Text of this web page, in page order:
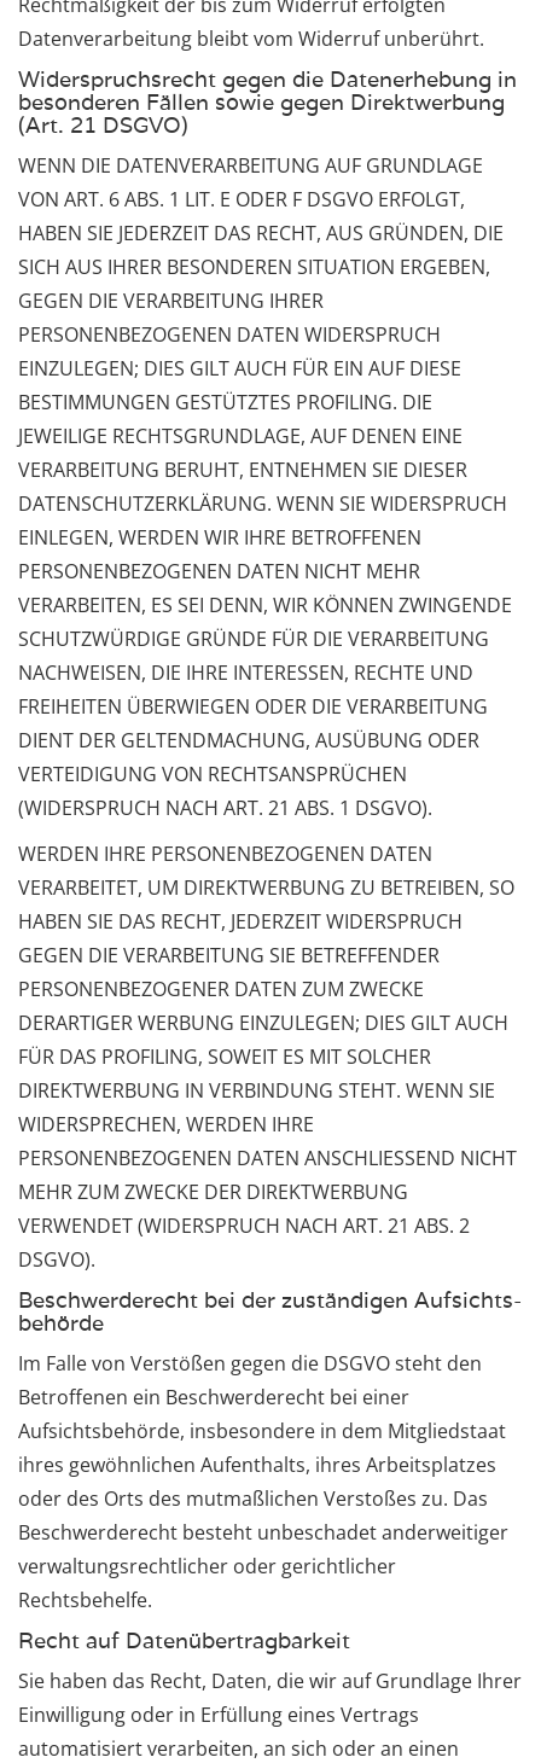
Datenverarbeitung bleibt vom Widerruf unberührt.
Widerspruchsrecht gegen die Datenerhebung in
besonderen Fällen sowie gegen Direktwerbung
(Art. 21 DSGVO)
WENN DIE DATENVERARBEITUNG AUF GRUNDLAGE
VON ART. 6 ABS. 1 LIT. E ODER F DSGVO ERFOLGT,
HABEN SIE JEDERZEIT DAS RECHT, AUS GRÜNDEN, DIE
SICH AUS IHRER BESONDEREN SITUATION ERGEBEN,
GEGEN DIE VERARBEITUNG IHRER
PERSONENBEZOGENEN DATEN WIDERSPRUCH
EINZULEGEN; DIES GILT AUCH FÜR EIN AUF DIESE
BESTIMMUNGEN GESTÜTZTES PROFILING. DIE
JEWEILIGE RECHTSGRUNDLAGE, AUF DENEN EINE
VERARBEITUNG BERUHT, ENTNEHMEN SIE DIESER
DATENSCHUTZERKLÄRUNG. WENN SIE WIDERSPRUCH
EINLEGEN, WERDEN WIR IHRE BETROFFENEN
PERSONENBEZOGENEN DATEN NICHT MEHR
VERARBEITEN, ES SEI DENN, WIR KÖNNEN ZWINGENDE
SCHUTZWÜRDIGE GRÜNDE FÜR DIE VERARBEITUNG
NACHWEISEN, DIE IHRE INTERESSEN, RECHTE UND
FREIHEITEN ÜBERWIEGEN ODER DIE VERARBEITUNG
DIENT DER GELTENDMACHUNG, AUSÜBUNG ODER
VERTEIDIGUNG VON RECHTSANSPRÜCHEN
(WIDERSPRUCH NACH ART. 21 ABS. 1 DSGVO).
WERDEN IHRE PERSONENBEZOGENEN DATEN
VERARBEITET, UM DIREKTWERBUNG ZU BETREIBEN, SO
HABEN SIE DAS RECHT, JEDERZEIT WIDERSPRUCH
GEGEN DIE VERARBEITUNG SIE BETREFFENDER
PERSONENBEZOGENER DATEN ZUM ZWECKE
DERARTIGER WERBUNG EINZULEGEN; DIES GILT AUCH
FÜR DAS PROFILING, SOWEIT ES MIT SOLCHER
DIREKTWERBUNG IN VERBINDUNG STEHT. WENN SIE
WIDERSPRECHEN, WERDEN IHRE
PERSONENBEZOGENEN DATEN ANSCHLIESSEND NICHT
MEHR ZUM ZWECKE DER DIREKTWERBUNG
VERWENDET (WIDERSPRUCH NACH ART. 21 ABS. 2
DSGVO).
Beschwerde­recht bei der zuständigen Aufsichts­
behörde
Im Falle von Verstößen gegen die DSGVO steht den
Betroffenen ein Beschwerderecht bei einer
Aufsichtsbehörde, insbesondere in dem Mitgliedstaat
ihres gewöhnlichen Aufenthalts, ihres Arbeitsplatzes
oder des Orts des mutmaßlichen Verstoßes zu. Das
Beschwerderecht besteht unbeschadet anderweitiger
verwaltungsrechtlicher oder gerichtlicher
Rechtsbehelfe.
Recht auf Daten­übertrag­barkeit
Sie haben das Recht, Daten, die wir auf Grundlage Ihrer
Einwilligung oder in Erfüllung eines Vertrags
automatisiert verarbeiten, an sich oder an einen